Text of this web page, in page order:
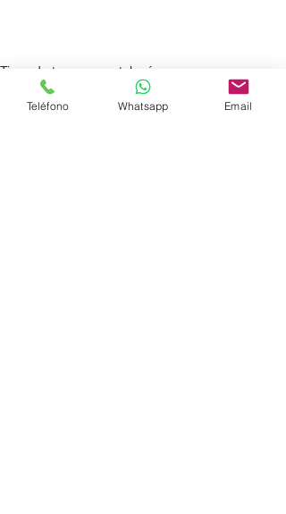
Tipos de tapones en tuberías
Teléfono Whatsapp Email